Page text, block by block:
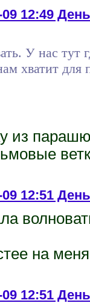
12:49
У нас тут
хватит
из
12:51
на
12:51